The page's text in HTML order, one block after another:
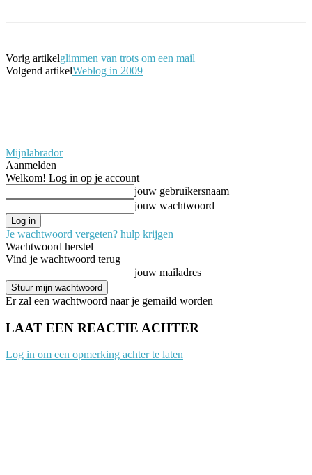
Vorig artikelglimmen van trots om een mail
Volgend artikelWeblog in 2009
Mijnlabrador
Aanmelden
Welkom! Log in op je account
jouw gebruikersnaam
jouw wachtwoord
Je wachtwoord vergeten? hulp krijgen
Wachtwoord herstel
Vind je wachtwoord terug
jouw mailadres
Er zal een wachtwoord naar je gemaild worden
LAAT EEN REACTIE ACHTER
Log in om een opmerking achter te laten